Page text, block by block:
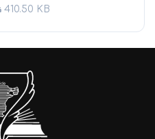
410.50 KB